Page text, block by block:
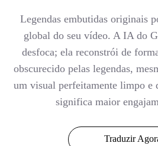
Legendas embutidas originais
global do seu vídeo. A IA do
desfoca; ela reconstrói de
obscurecido pelas legendas,
um visual perfeitamente limpo e
significa maior
Traduzir